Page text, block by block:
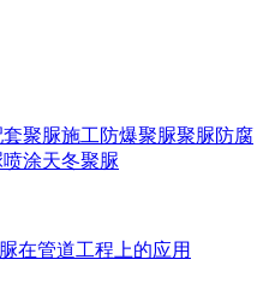
聚脲施工防爆聚脲聚脲防腐
涂天冬聚脲
在管道工程上的应用